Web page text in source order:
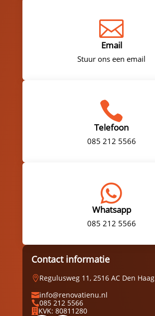

Email
Stuur ons een email

Telefoon
085 212 5566

Whatsapp
085 212 5566
Contact informatie
Regulusweg 11, 2516 AC Den Haag
info@renovatienu.nl
085 212 5566
 KVK: 80811280